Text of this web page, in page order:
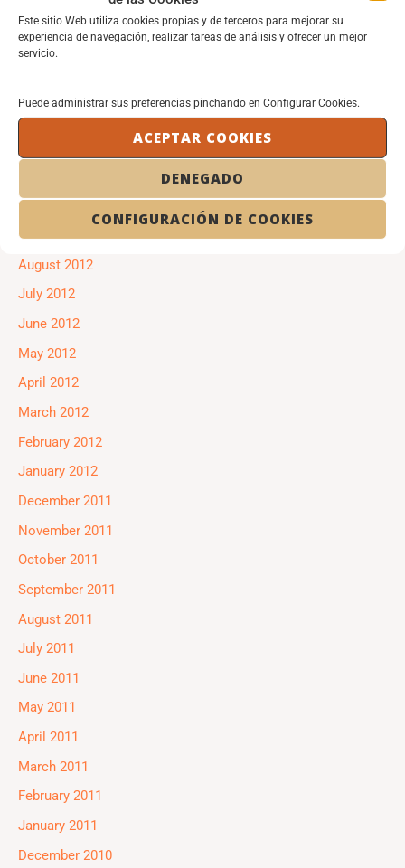
Este sitio Web utiliza cookies propias y de terceros para mejorar su
experiencia de navegación, realizar tareas de análisis y ofrecer un mejor
servicio.
Puede administrar sus preferencias pinchando en Configurar Cookies.
ACEPTAR COOKIES
DENEGADO
CONFIGURACIÓN DE COOKIES
April 2013
March 2013
January 2013
October 2012
September 2012
August 2012
July 2012
June 2012
May 2012
April 2012
March 2012
February 2012
January 2012
December 2011
November 2011
October 2011
September 2011
August 2011
July 2011
June 2011
May 2011
April 2011
March 2011
February 2011
January 2011
December 2010